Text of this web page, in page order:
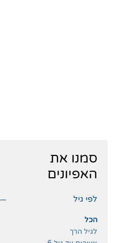
סמנו את
האפיונים
לפי גיל
הכל
לגיל הרך